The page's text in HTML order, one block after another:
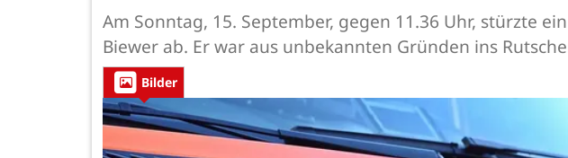
Am Sonntag, 15. September, gegen 11.36 Uhr, stürzte
Biewer ab. Er war aus unbekannten Gründen ins
Bilder